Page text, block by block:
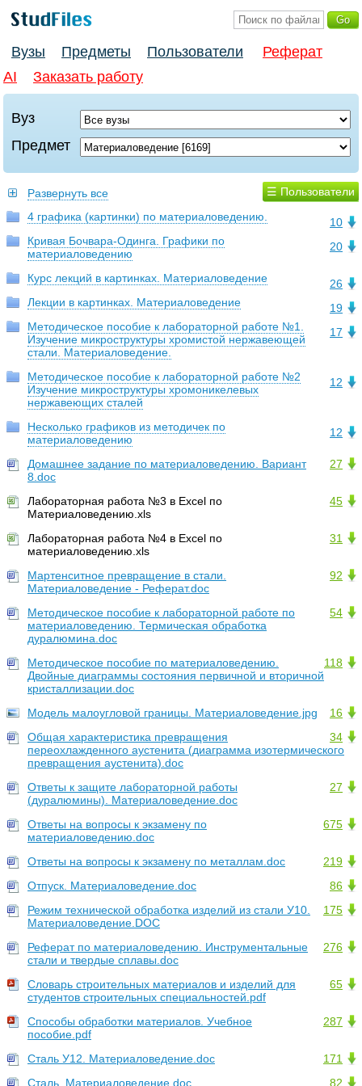
Вузы Предметы Пользователи
Реферат
AI
Заказать работу
Вуз
Предмет
☰ Пользователи
Развернуть все
10
4 графика (картинки) по материаловедению.
20
Кривая Бочвара-Одинга. Графики по
материаловедению
26
Курс лекций в картинках. Материаловедение
19
Лекции в картинках. Материаловедение
17
Методическое пособие к лабораторной работе №1.
Изучение микроструктуры хромистой нержавеющей
стали. Материаловедение.
12
Методическое пособие к лабораторной работе №2
Изучение микроструктуры хромоникелевых
нержавеющих сталей
12
Несколько графиков из методичек по
материаловедению
27
Домашнее задание по материаловедению. Вариант
8.doc
45
Лабораторная работа №3 в Excel по
Материаловедению.xls
31
Лабораторная работа №4 в Excel по
материаловедению.xls
92
Мартенситное превращение в стали.
Материаловедение - Реферат.doc
54
Методическое пособие к лабораторной работе по
материаловедению. Термическая обработка
дуралюмина.doc
118
Методическое пособие по материаловедению.
Двойные диаграммы состояния первичной и вторичной
кристаллизации.doc
16
Модель малоугловой границы. Материаловедение.jpg
34
Общая характеристика превращения
переохлажденного аустенита (диаграмма изотермического
превращения аустенита).doc
27
Ответы к защите лабораторной работы
(дуралюмины). Материаловедение.doc
675
Ответы на вопросы к экзамену по
материаловедению.doc
219
Ответы на вопросы к экзамену по металлам.doc
86
Отпуск. Материаловедение.doc
175
Режим технической обработка изделий из стали У10.
Материаловедение.DOC
276
Реферат по материаловедению. Инструментальные
стали и твердые сплавы.doc
65
Словарь строительных материалов и изделий для
студентов строительных специальностей.pdf
287
Способы обработки материалов. Учебное
пособие.pdf
171
Сталь У12. Материаловедение.doc
82
Сталь. Материаловедение.doc